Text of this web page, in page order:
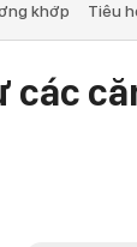
khớp Tiêu
các